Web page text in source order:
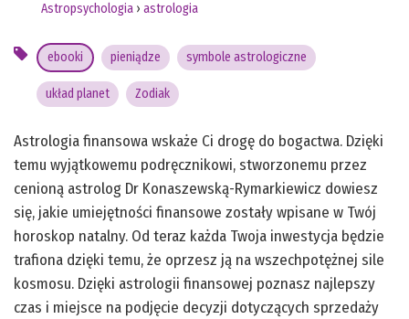
Astropsychologia › astrologia
ebooki pieniądze symbole astrologiczne
układ planet Zodiak
Astrologia finansowa wskaże Ci drogę do bogactwa. Dzięki
temu wyjątkowemu podręcznikowi, stworzonemu przez
cenioną astrolog Dr Konaszewską-Rymarkiewicz dowiesz
się, jakie umiejętności finansowe zostały wpisane w Twój
horoskop natalny. Od teraz każda Twoja inwestycja będzie
trafiona dzięki temu, że oprzesz ją na wszechpotężnej sile
kosmosu. Dzięki astrologii finansowej poznasz najlepszy
czas i miejsce na podjęcie decyzji dotyczących sprzedaży